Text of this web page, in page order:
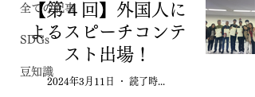
全ての記事
SDGs
豆知識
【第４回】外国人に
よるスピーチコンテ
スト出場！
2024年3月11日 読了時間: 1分